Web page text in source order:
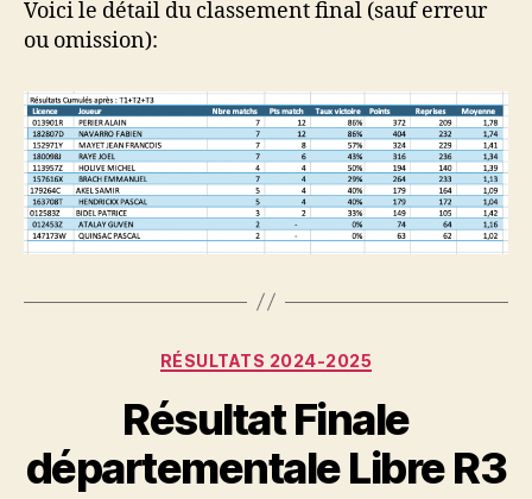
Voici le détail du classement final (sauf erreur
ou omission):
Catégories
RÉSULTATS 2024-2025
Résultat Finale
départementale Libre R3